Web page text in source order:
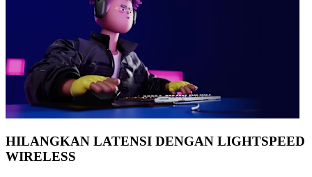
HILANGKAN LATENSI DENGAN LIGHTSPEED
WIRELESS